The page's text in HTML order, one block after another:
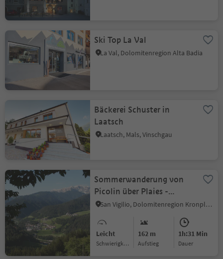
Ski Top La Val
La Val, Dolomitenregion Alta Badia
Bäckerei Schuster in
Laatsch
Laatsch, Mals, Vinschgau
Sommerwanderung von
Picolin über Plaies -
Longega und zurück
San Vigilio, Dolomitenregion Kronplatz
Leicht
Schwierigkeitsgrad
162 m
Aufstieg
1h:31 Min
Dauer